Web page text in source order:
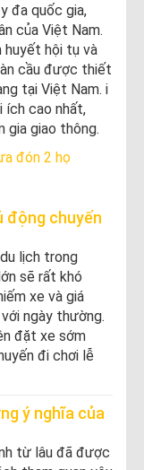
đa quốc gia,
của Việt Nam.
huyết hội tụ và
cầu được thiết
tại Việt Nam. i
ích cao nhất,
gia giao thông.
đón 2 họ
động chuyến
lịch trong
sẽ rất khó
xe và giá
ngày thường.
đặt xe sớm
đi chơi lễ
ý nghĩa của
từ lâu đã được